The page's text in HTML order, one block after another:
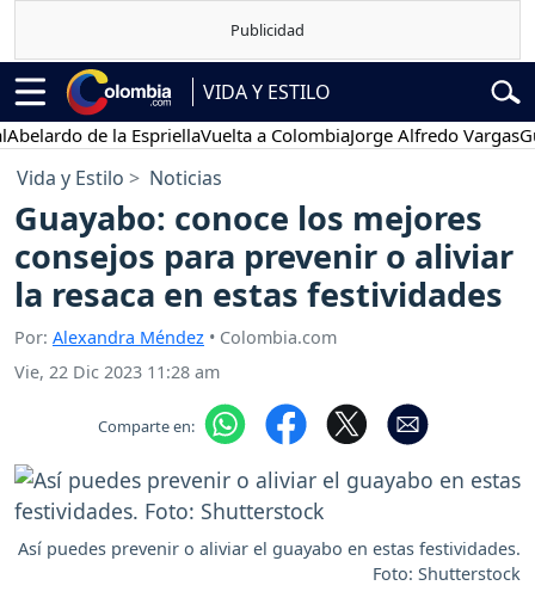
VIDA Y ESTILO
de la EspriellaVuelta a ColombiaJorge Alfredo Vargas
Vida y Estilo Noticias
Guayabo: conoce los mejores
consejos para prevenir o aliviar
la resaca en estas festividades
Por: Alexandra Méndez • Colombia.com
Vie, 22 Dic 2023 11:28 am
Comparte en:
Así puedes prevenir o aliviar el guayabo en estas festividades.
Foto: Shutterstock